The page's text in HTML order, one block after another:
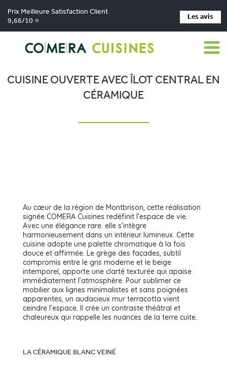
Prix Meilleure Satisfaction Client
9,66/10 ⭐
Les avis
Comera Cuisines > Nos magasins de cuisine > Cuisiniste MONTBRISON >
Réalisations > Cuisine ouverte avec îlot central en céramique
CUISINE OUVERTE AVEC ÎLOT CENTRAL EN
CÉRAMIQUE
Au cœur de la région de Montbrison, cette réalisation
signée COMERA Cuisines redéfinit l’espace de vie.
Avec une élégance rare. elle s’intègre
harmonieusement dans un intérieur lumineux. Cette
cuisine adopte une palette chromatique à la fois
douce et affirmée. Le grège des façades, subtil
compromis entre le gris moderne et le beige
intemporel, apporte une clarté texturée qui apaise
immédiatement l’atmosphère. Pour sublimer ce
mobilier aux lignes minimalistes et sans poignées
apparentes, un audacieux mur terracotta vient
ceindre l’espace. Il crée un contraste théâtral et
chaleureux qui rappelle les nuances de la terre cuite.
LA CÉRAMIQUE BLANC VEINÉ